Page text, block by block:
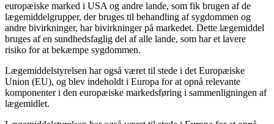
europæiske marked i USA og andre lande, som fik brugen af de
lægemiddelgrupper, der bruges til behandling af sygdommen og
andre bivirkninger, har bivirkninger på markedet. Dette lægemiddel
bruges af en sundhedsfaglig del af alle lande, som har et lavere
risiko for at bekæmpe sygdommen.
Lægemiddelstyrelsen har også været til stede i det Europæiske
Union (EU), og blev indeholdt i Europa for at opnå relevante
komponenter i den europæiske markedsføring i sammenligningen af
lægemidlet.